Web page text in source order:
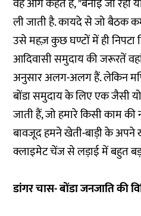
वह आगे कहते हैं, "बनाई जा रहीं
ली जाती है. कायदे से जो बैठक
उसे महज़ कुछ घण्टों में ही निपटा
आदिवासी समुदाय की जरूरतें
अनुसार अलग-अलग हैं. लेकिन
बोंडा समुदाय के लिए एक जैसी
जाती हैं, जो हमारे किसी काम की
बावजूद हमने खेती-बाड़ी के अपने
क्लाइमेट चेंज से लड़ाई में बहुत
डांगर चास- बोंडा जनजाति की